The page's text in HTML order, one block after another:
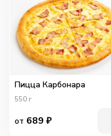
Пицца Карбонара
550 г
от 689 ₽